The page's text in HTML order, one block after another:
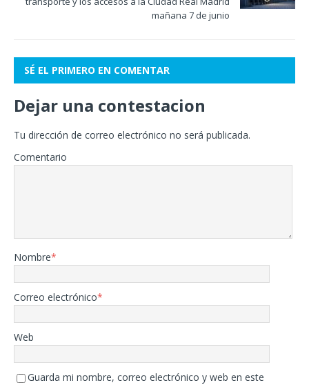
mañana 7 de junio
SÉ EL PRIMERO EN COMENTAR
Dejar una contestacion
Tu dirección de correo electrónico no será publicada.
Comentario
Nombre*
Correo electrónico*
Web
Guarda mi nombre, correo electrónico y web en este